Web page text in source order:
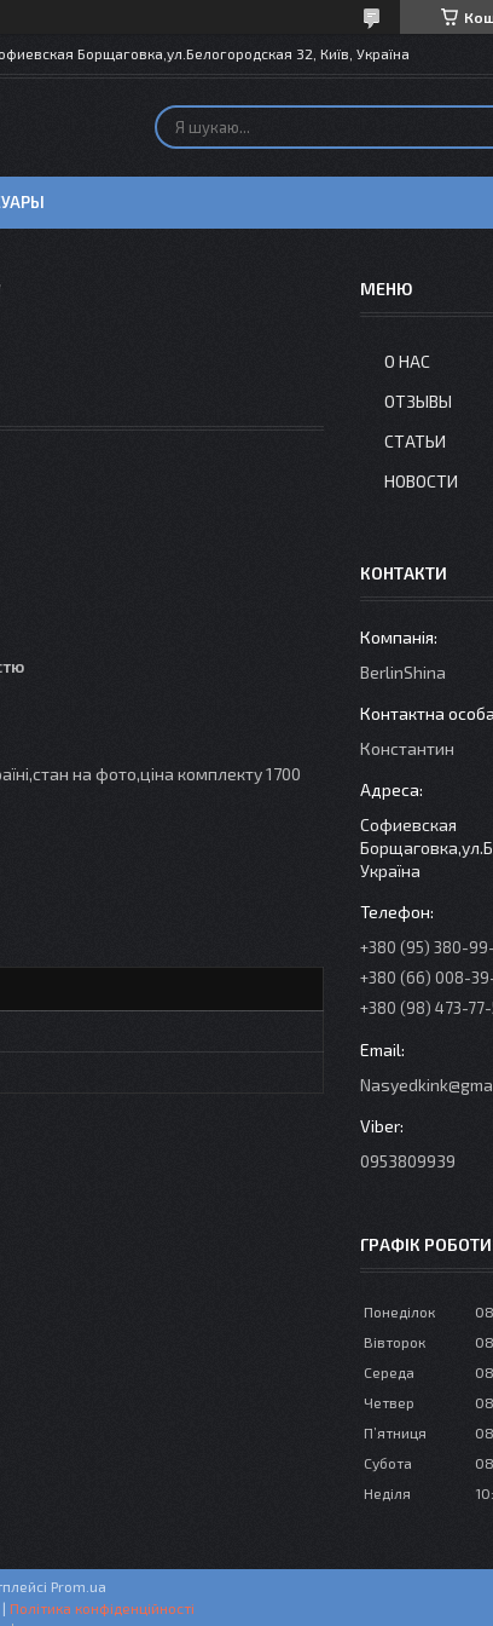
Борщаговка,ул.Белогородская 32, Київ, Україна
на фото,ціна комплекту 1700
О НАС
ОТЗЫВЫ
СТАТЬИ
НОВОСТИ
КОНТАКТИ
BerlinShina
Константин
Софиевская
Україна
+380 (95) 380-
+380 (66) 008-
+380 (98) 473-
0953809939
ГРАФІК РОБОТИ
Понеділок
Вівторок
Середа
Четвер
Пʼятниця
Субота
Неділя
Prom.ua
| Політика конфіденційності